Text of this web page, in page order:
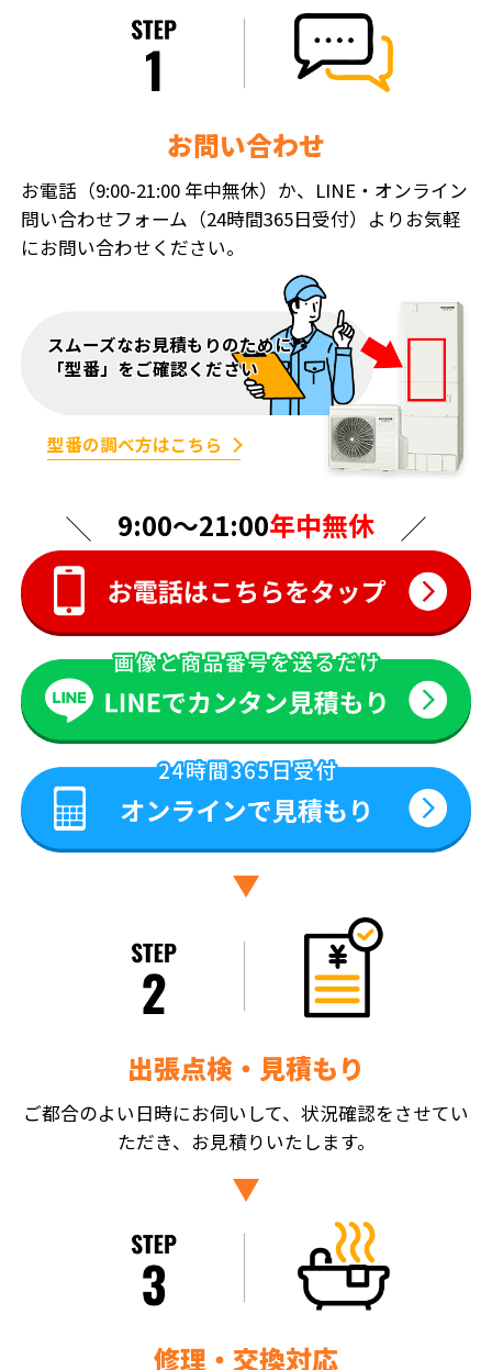
お問い合わせ
お電話（9:00-21:00 年中無休）か、LINE・オンライン
問い合わせフォーム（24時間365日受付）よりお気軽
にお問い合わせください。
スムーズなお見積もりのために
「型番」をご確認ください
型番の調べ方はこちら
9:00〜21:00年中無休
出張点検・見積もり
ご都合のよい日時にお伺いして、状況確認をさせてい
ただき、お見積りいたします。
修理・交換対応